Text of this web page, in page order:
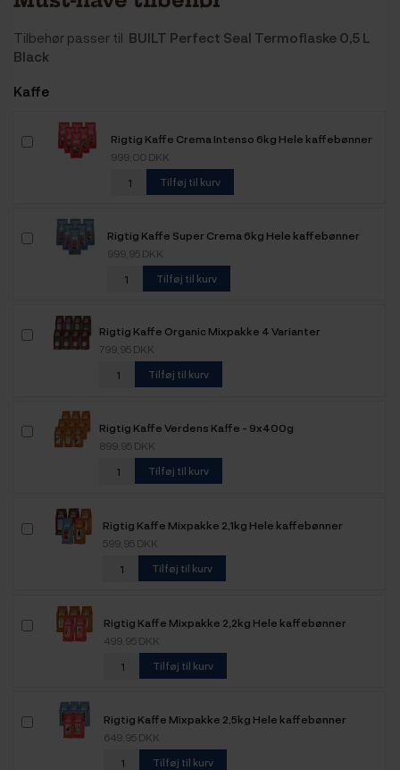
Tilbehør passer til BUILT Perfect Seal Termoflaske 0,5 L
Black
Kaffe
Rigtig Kaffe Crema Intenso 6kg Hele kaffebønner
999,00 DKK
Tilføj til kurv
Rigtig Kaffe Super Crema 6kg Hele kaffebønner
999,95 DKK
Tilføj til kurv
Rigtig Kaffe Organic Mixpakke 4 Varianter
799,95 DKK
Tilføj til kurv
Rigtig Kaffe Verdens Kaffe - 9x400g
899,95 DKK
Tilføj til kurv
Rigtig Kaffe Mixpakke 2,1kg Hele kaffebønner
599,95 DKK
Tilføj til kurv
Rigtig Kaffe Mixpakke 2,2kg Hele kaffebønner
499,95 DKK
Tilføj til kurv
Rigtig Kaffe Mixpakke 2,5kg Hele kaffebønner
649,95 DKK
Tilføj til kurv